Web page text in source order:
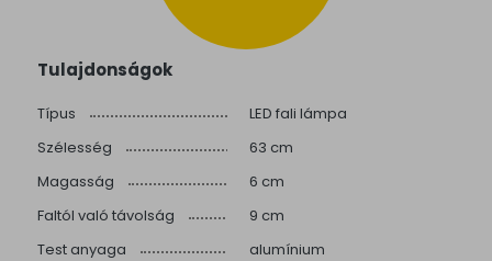
Tulajdonságok
Típus
LED fali lámpa
Szélesség
63 cm
Magasság
6 cm
Faltól való távolság
9 cm
Test anyaga
alumínium